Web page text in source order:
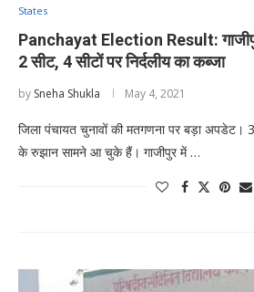
States
Panchayat Election Result:
2 सीट, 4 सीटों पर निर्दलीय का कब्जा
by Sneha Shukla May 4, 2021
जिला पंचायत चुनावों की मतगणना पर बड़ा अपडेट।
के रुझान सामने आ चुके हैं। गाजीपुर में …